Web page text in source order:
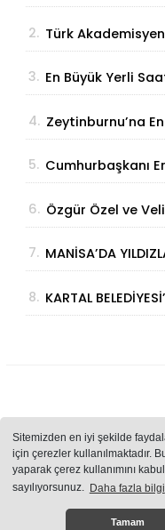
Sitemizden en iyi şekilde
için çerezler kullanılmaktadır.
yaparak çerez kullanımını
sayılıyorsunuz. Daha fazla bilgi
Tamam
2. Türk
Parmak İzinden
3. En Büyük Yerli
4. Zeytinburnu’na
Geliyor
5. Cumhurbaşkanı
Perçinleyecek"
6. Özgür Özel ve
fezleke Adalet
7. MANİSA’DA
8. KARTAL
DEV YATIRIM!
Sitemizde bulunan
içerikler